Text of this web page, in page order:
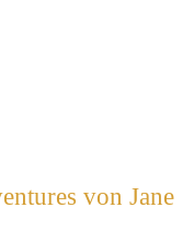
von Jane